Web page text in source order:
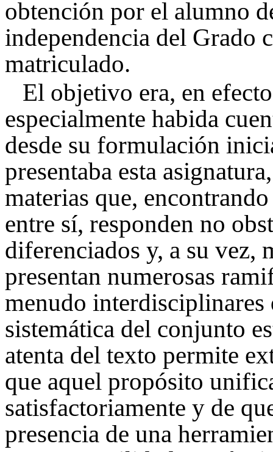
obtención por el alumno
independencia del Grado
matriculado.
El objetivo era, en
especialmente habida
desde su formulación
presentaba esta
materias que,
entre sí, responden no
diferenciados y, a su
presentan numerosas
menudo
sistemática del conjunto
atenta del texto permite
que aquel propósito
satisfactoriamente y de
presencia de una